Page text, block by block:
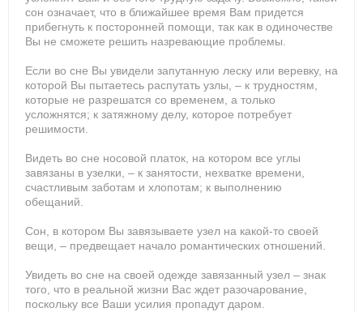
сон означает, что в ближайшее время Вам придется
прибегнуть к посторонней помощи, так как в одиночестве
Вы не сможете решить назревающие проблемы.
Если во сне Вы увидели запутанную леску или веревку, на
которой Вы пытаетесь распутать узлы, – к трудностям,
которые не разрешатся со временем, а только
усложнятся; к затяжному делу, которое потребует
решимости.
Видеть во сне носовой платок, на котором все углы
завязаны в узелки, – к занятости, нехватке времени,
счастливым заботам и хлопотам; к выполнению
обещаний.
Сон, в котором Вы завязываете узел на какой-то своей
вещи, – предвещает начало романтических отношений.
Увидеть во сне на своей одежде завязанный узел – знак
того, что в реальной жизни Вас ждет разочарование,
поскольку все Ваши усилия пропадут даром.